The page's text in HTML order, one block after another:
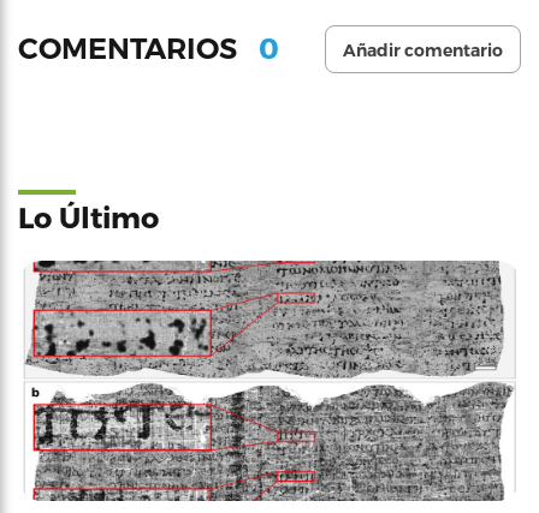
COMENTARIOS 0 Añadir comentario
Lo Último